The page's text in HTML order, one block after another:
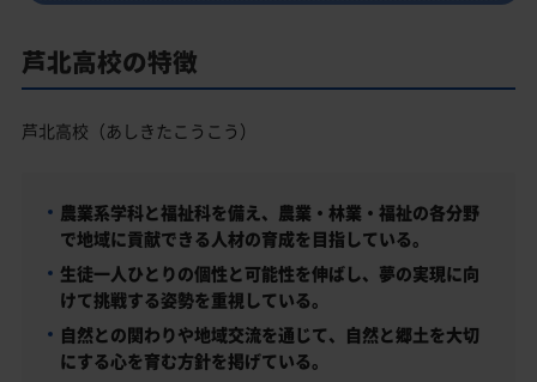
芦北高校の特徴
芦北高校（あしきたこうこう）
農業系学科と福祉科を備え、農業・林業・福祉の各分野
で地域に貢献できる人材の育成を目指している。
生徒一人ひとりの個性と可能性を伸ばし、夢の実現に向
けて挑戦する姿勢を重視している。
自然との関わりや地域交流を通じて、自然と郷土を大切
にする心を育む方針を掲げている。